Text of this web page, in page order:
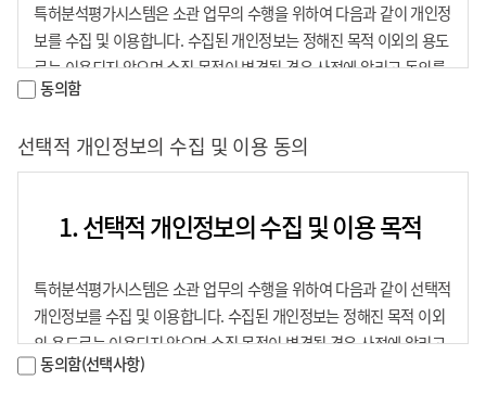
원 및 비회원을 말한다.
“회원”이라 함은 진흥회에 개인정보를 제공하여 회원등록을 한 자
로 유료회원 및 무료회원을 말한다.
“유료회원”이란 공지된 비용(이하 “이용요금”이라 한다)을 지불하
경우 아래 약관 내용에서 회원이라 함은 유료회원을 지칭한다.
을 말한다.
로 이용요금의 지불 없이 진흥회가 허여한 제한된 서비스 범위내에
서 이용하는 자를 말한다. 다만, 무료회원에 대한 서비스의 제공 여
부는 진흥회가 정하는 운영정책에 따른다.
“이용자ID(이하“ID”라 한다)”라 함은 회원의 식별 및 서비스 이용
특허분석평가시스템은 소관 업무의 수행을 위하여 다음과 같이 개인정
보를 수집 및 이용합니다. 수집된 개인정보는 정해진 목적 이외의 용도
로는 이용되지 않으며 수집 목적이 변경될 경우 사전에 알리고 동의를
받을 예정입니다.
가. 홈페이지 회원 관리 및 관련 서비스 제공
나. 한국발명진흥회에서 운영하는 사업에 대한 홍보
2. 수집하는 개인정보의 항목
가. 개인 회원
필수항목 : 회원구분, 아이디, 비밀번호, 이용자명, 이메일, 전화번
호
동의함
선택적 개인정보의 수집 및 이용 동의
1. 선택적 개인정보의 수집 및 이용 목적
특허분석평가시스템은 소관 업무의 수행을 위하여 다음과 같이 선택적
개인정보를 수집 및 이용합니다. 수집된 개인정보는 정해진 목적 이외
의 용도로는 이용되지 않으며 수집 목적이 변경될 경우 사전에 알리고
동의를 받을 예정입니다.
동의함(선택사항)